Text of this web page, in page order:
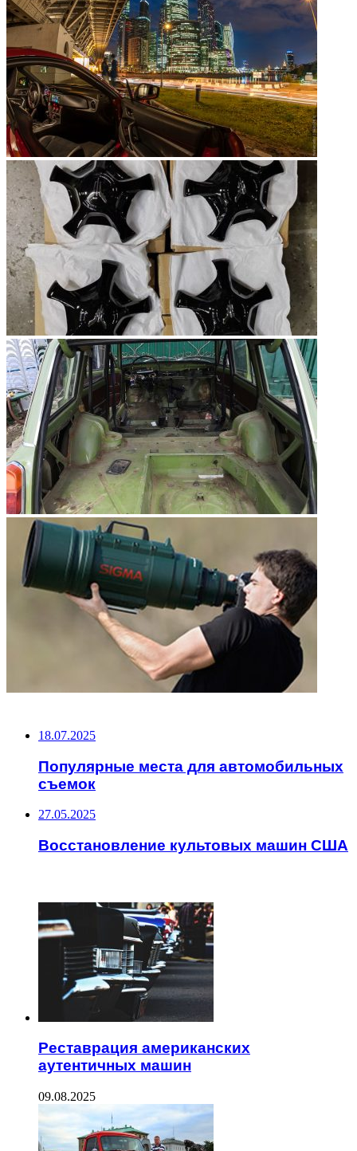
18.07.2025
Популярные места для автомобильных
съемок
27.05.2025
Восстановление культовых машин США
Реставрация американских
аутентичных машин
09.08.2025